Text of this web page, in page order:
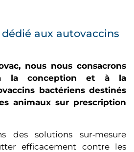
aux autovaccins
nous nous consacrons
à la conception et à la
bactériens destinés
animaux sur prescription
des solutions sur‑mesure
efficacement contre les